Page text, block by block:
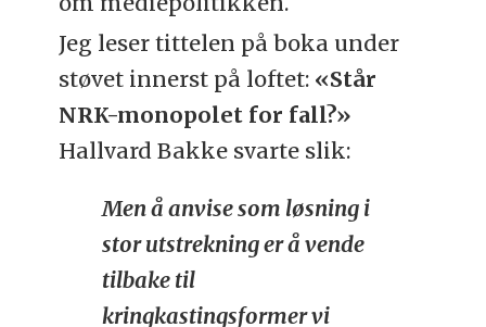
Jeg leser tittelen på boka under
støvet innerst på loftet: «Står
NRK-monopolet for fall?»
Hallvard Bakke svarte slik:
Men å anvise som løsning i
stor utstrekning er å vende
tilbake til
kringkastingsformer vi